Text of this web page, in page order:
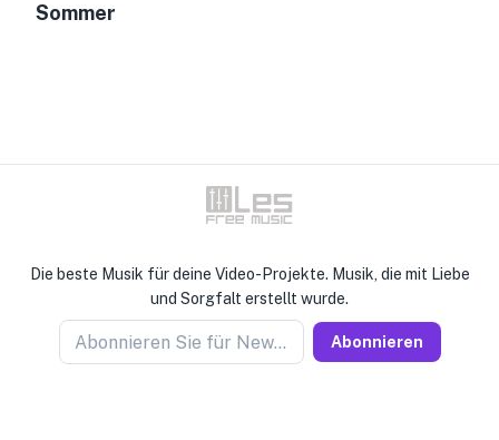
Sommer
Die beste Musik für deine Video-Projekte. Musik, die mit Liebe
und Sorgfalt erstellt wurde.
Abonnieren Sie für Newseller Abonnieren